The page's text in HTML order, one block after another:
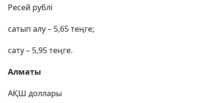
Ресей рублі
сатып алу – 5,65 теңге;
сату – 5,95 теңге.
Алматы
АҚШ доллары